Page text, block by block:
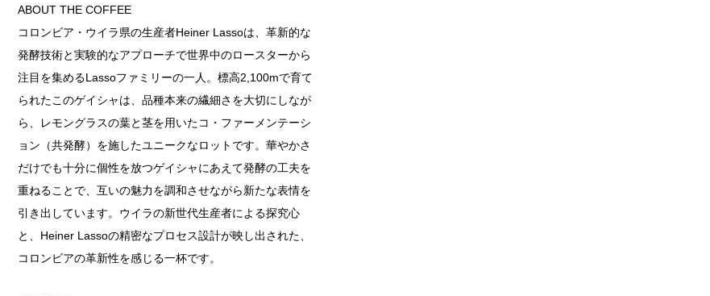
ABOUT THE COFFEE
コロンビア・ウイラ県の生産者Heiner Lassoは、革新的な
発酵技術と実験的なアプローチで世界中のロースターから
注目を集めるLassoファミリーの一人。標高2,100mで育て
られたこのゲイシャは、品種本来の繊細さを大切にしなが
ら、レモングラスの葉と茎を用いたコ・ファーメンテーシ
ョン（共発酵）を施したユニークなロットです。華やかさ
だけでも十分に個性を放つゲイシャにあえて発酵の工夫を
重ねることで、互いの魅力を調和させながら新たな表情を
引き出しています。ウイラの新世代生産者による探究心
と、Heiner Lassoの精密なプロセス設計が映し出された、
コロンビアの革新性を感じる一杯です。